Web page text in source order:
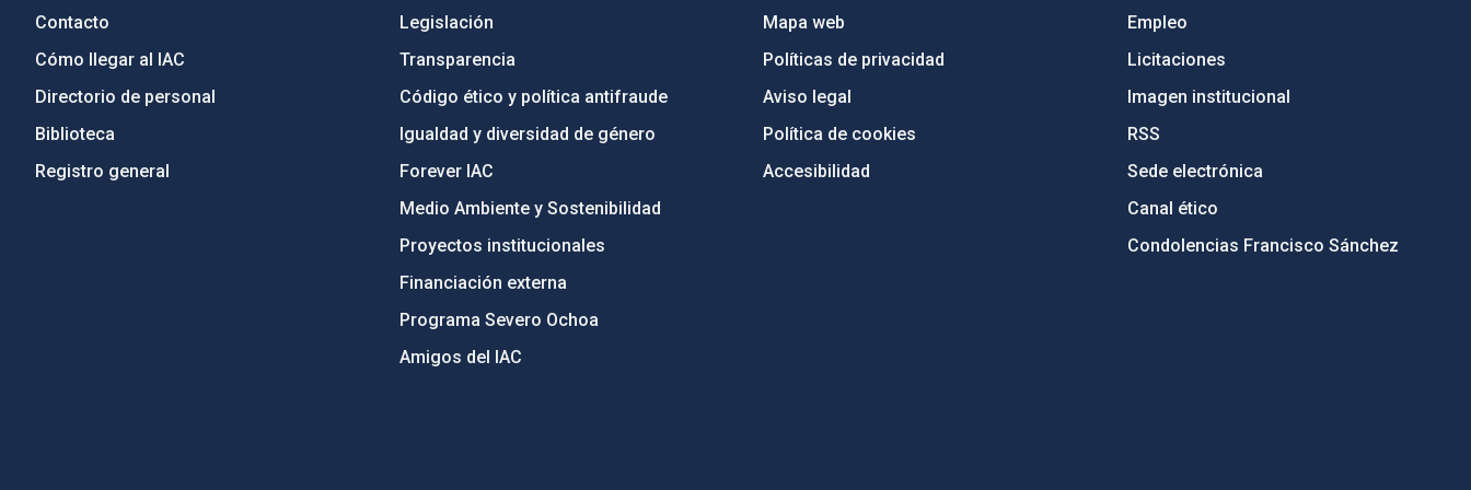
Contacto
Cómo llegar al IAC
Directorio de personal
Biblioteca
Registro general
Legislación
Transparencia
Código ético y política antifraude
Igualdad y diversidad de género
Forever IAC
Medio Ambiente y Sostenibilidad
Proyectos institucionales
Financiación externa
Programa Severo Ochoa
Amigos del IAC
Mapa web
Políticas de privacidad
Aviso legal
Política de cookies
Accesibilidad
Empleo
Licitaciones
Imagen institucional
RSS
Sede electrónica
Canal ético
Condolencias Francisco Sánchez